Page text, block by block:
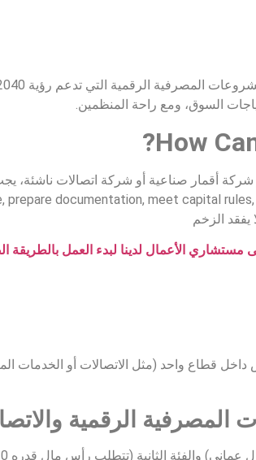
الرقمية التي تدعم رؤية 2040 بمزيد من الاهتمام.
السوق، ومع راحة المنظمين.
How
أقمار صناعية أو شركة اتصالات ناشئة،
documentation, meet capital
يفقد الزخم
مستشاري الأعمال لدينا لبدء العمل بالطريقة
قطاع واحد (مثل الاتصالات أو الخدمات
الرقمية